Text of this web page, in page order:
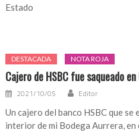
Estado
DESTACADA NOTA ROJA
Cajero de HSBC fue saqueado
2021/10/05 Editor
Un cajero del banco HSBC que
interior de mi Bodega Aurrera, en